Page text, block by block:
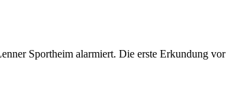
Sportheim alarmiert. Die erste Erkundung vor